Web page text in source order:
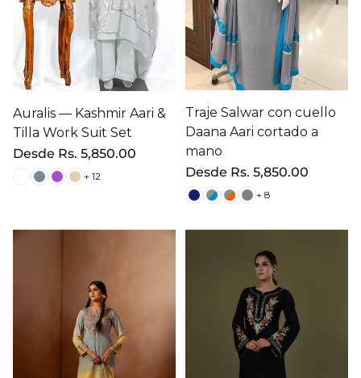
Auralis — Kashmir Aari &
Tilla Work Suit Set
Precio
regular
Desde Rs. 5,850.00
+ 12
Traje Salwar con cuello
Daana Aari cortado a
mano
Precio
regular
Desde Rs. 5,850.00
+ 8